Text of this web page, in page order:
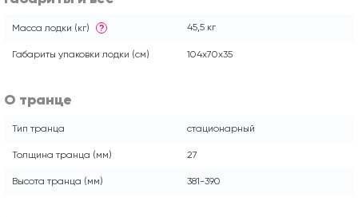
Масса лодки (кг) ? 45,5 кг
Габариты упаковки лодки (см) 104x70x35
О транце
Тип транца стационарный
Толщина транца (мм) 27
Высота транца (мм) 381-390